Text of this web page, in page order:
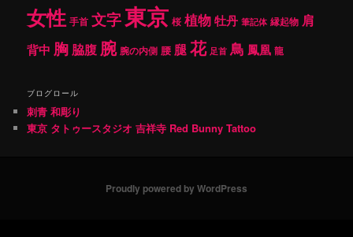
女性 手首 文字東京 桜 植物牡丹 筆記体 縁起物 肩
背中 胸 脇腹 腕 腕の内側 腰 腿花 足首 鳥 鳳凰 龍
ブログロール
刺青 和彫り
東京 タトゥースタジオ 吉祥寺 Red Bunny Tattoo
Proudly powered by WordPress